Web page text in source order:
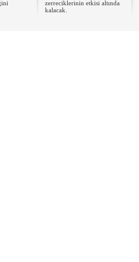
zerreciklerinin etkisi altında
kalacak.